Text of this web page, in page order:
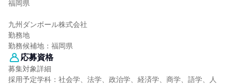
福岡県
九州ダンボール株式会社
勤務地
勤務候補地：福岡県
応募資格
募集対象詳細
採用予定学科：社会学、法学、政治学、経済学、商学、語学、人